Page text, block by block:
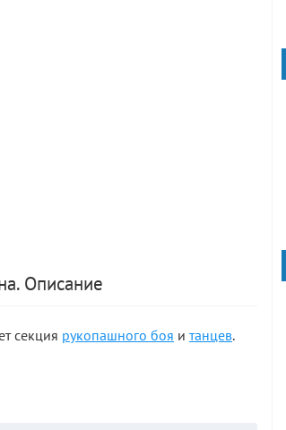
Описание
секция рукопашного боя и танцев.